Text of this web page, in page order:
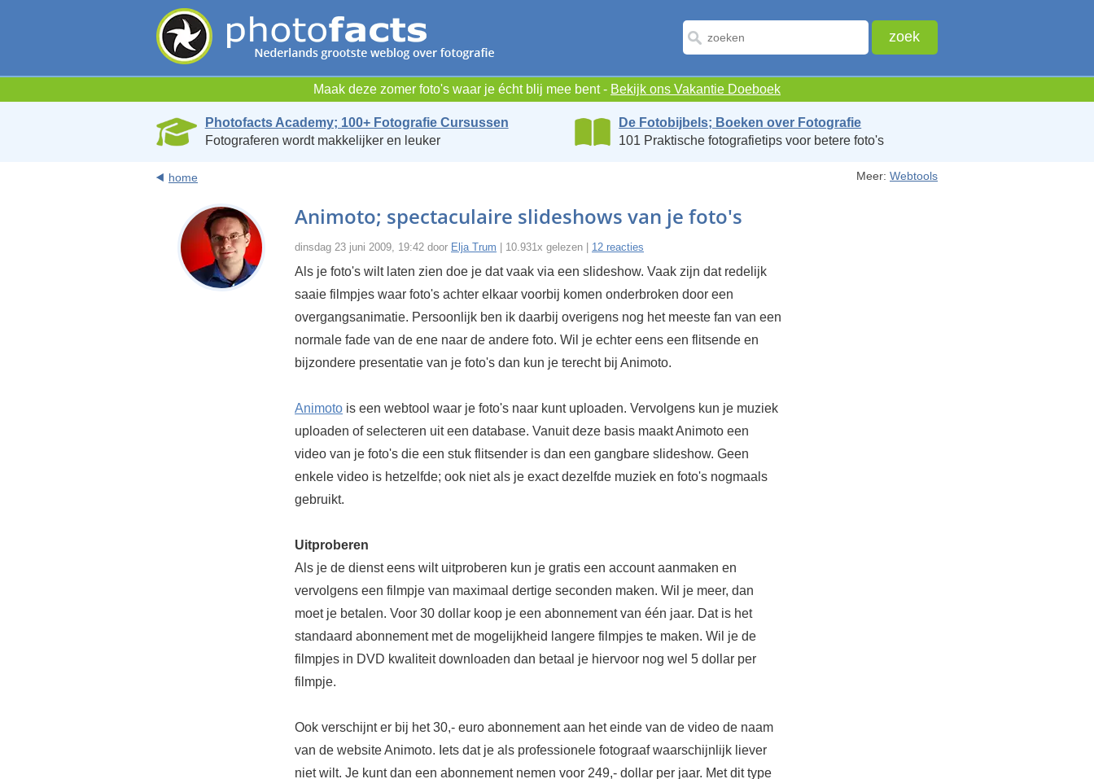
Maak deze zomer foto's waar je écht blij mee bent - Bekijk ons Vakantie Doeboek
Photofacts Academy; 100+ Fotografie Cursussen
Fotograferen wordt makkelijker en leuker
De Fotobijbels; Boeken over Fotografie
101 Praktische fotografietips voor betere foto's
home Meer: Webtools
Animoto; spectaculaire slideshows van je foto's
dinsdag 23 juni 2009, 19:42 door Elja Trum | 10.931x gelezen | 12 reacties
Als je foto's wilt laten zien doe je dat vaak via een slideshow. Vaak zijn dat redelijk
saaie filmpjes waar foto's achter elkaar voorbij komen onderbroken door een
overgangsanimatie. Persoonlijk ben ik daarbij overigens nog het meeste fan van een
normale fade van de ene naar de andere foto. Wil je echter eens een flitsende en
bijzondere presentatie van je foto's dan kun je terecht bij Animoto.
Animoto is een webtool waar je foto's naar kunt uploaden. Vervolgens kun je muziek
uploaden of selecteren uit een database. Vanuit deze basis maakt Animoto een
video van je foto's die een stuk flitsender is dan een gangbare slideshow. Geen
enkele video is hetzelfde; ook niet als je exact dezelfde muziek en foto's nogmaals
gebruikt.
Uitproberen
Als je de dienst eens wilt uitproberen kun je gratis een account aanmaken en
vervolgens een filmpje van maximaal dertige seconden maken. Wil je meer, dan
moet je betalen. Voor 30 dollar koop je een abonnement van één jaar. Dat is het
standaard abonnement met de mogelijkheid langere filmpjes te maken. Wil je de
filmpjes in DVD kwaliteit downloaden dan betaal je hiervoor nog wel 5 dollar per
filmpje.
Ook verschijnt er bij het 30,- euro abonnement aan het einde van de video de naam
van de website Animoto. Iets dat je als professionele fotograaf waarschijnlijk liever
niet wilt. Je kunt dan een abonnement nemen voor 249,- dollar per jaar. Met dit type